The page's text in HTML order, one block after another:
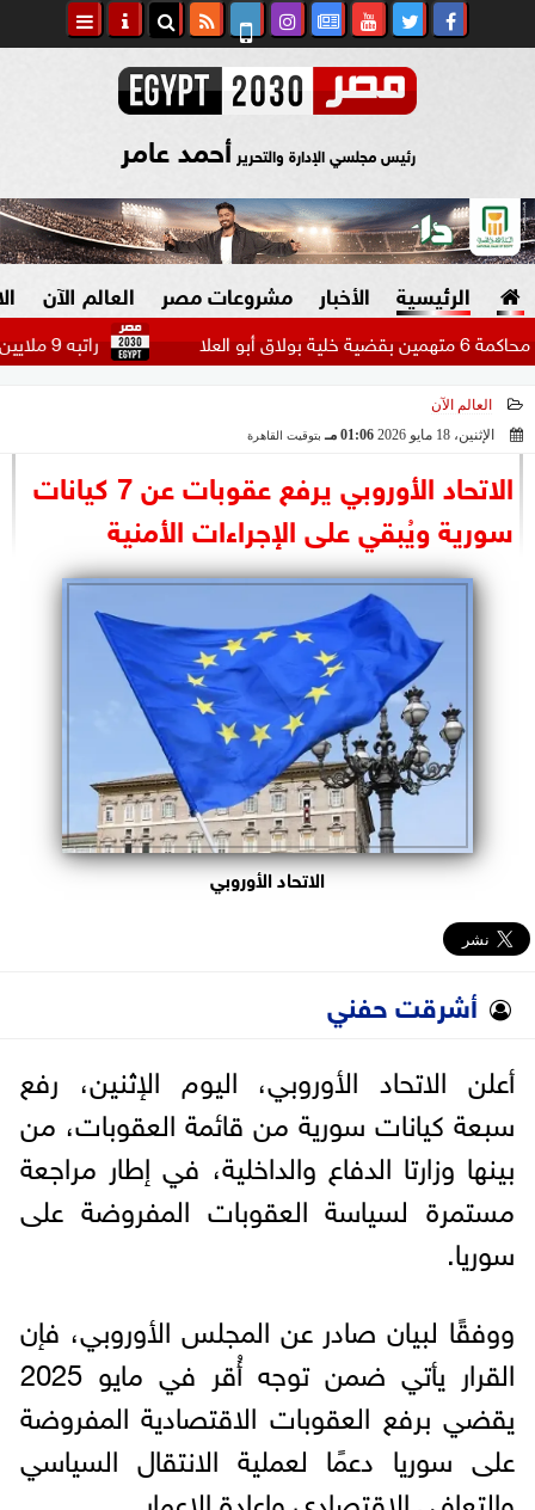
رئيس مجلسي الإدارة والتحرير أحمد عامر
الرئيسية الأخبار
السياسة
الرئاسة
البرلمان
الوزارات
الأحزاب
مشروعات مصر العالم الآن
راتبه 9 ملايين دولار.. بيراميدز يتحرك لضم مهاجم الاتحاد السعودي...
العالم الآن
الإثنين، 18 مايو 2026
01:06 مـ بتوقيت القاهرة
الاتحاد الأوروبي يرفع عقوبات عن 7 كيانات
سورية ويُبقي على الإجراءات الأمنية
الاتحاد الأوروبي
أشرقت حفني
أعلن الاتحاد الأوروبي، اليوم الإثنين، رفع
سبعة كيانات سورية من قائمة العقوبات، من
بينها وزارتا الدفاع والداخلية، في إطار مراجعة
مستمرة لسياسة العقوبات المفروضة على
سوريا.
ووفقًا لبيان صادر عن المجلس الأوروبي، فإن
القرار يأتي ضمن توجه أُقر في مايو 2025
يقضي برفع العقوبات الاقتصادية المفروضة
على سوريا دعمًا لعملية الانتقال السياسي
والتعافي الاقتصادي وإعادة الإعمار.